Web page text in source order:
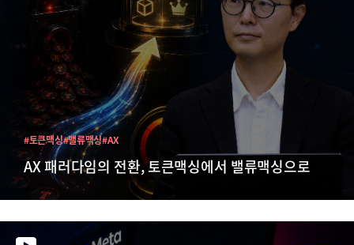
AX 패러다임의 전환, 토큰맥싱에서 밸류맥싱으로
#토큰맥싱#밸류맥싱#AX